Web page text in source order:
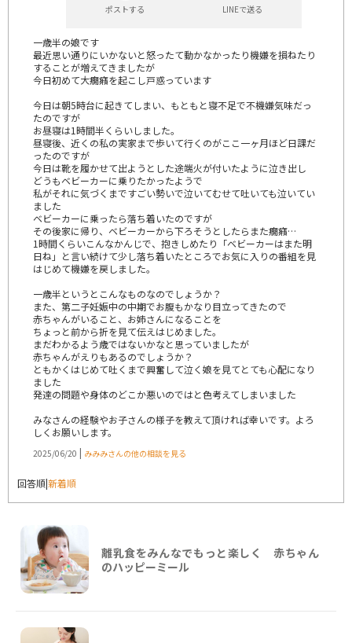
ポストする LINEで送る
一歳半の娘です
最近思い通りにいかないと怒ったて動かなかったり機嫌を損ねたり
することが増えてきましたが
今日初めて大癇癪を起こし戸惑っています
今日は朝5時台に起きてしまい、もともと寝不足で不機嫌気味だっ
たのですが
お昼寝は1時間半くらいしました。
昼寝後、近くの私の実家まで歩いて行くのがここ一ヶ月ほど日課だ
ったのですが
今日は靴を履かせて出ようとした途端火が付いたように泣き出し
どうもベビーカーに乗りたかったようで
私がそれに気づくまですごい勢いで泣いてむせて吐いても泣いてい
ました
ベビーカーに乗ったら落ち着いたのですが
その後家に帰り、ベビーカーから下ろそうとしたらまた癇癪…
1時間くらいこんなかんじで、抱きしめたり「ベビーカーはまた明
日ね」と言い続けて少し落ち着いたところでお気に入りの番組を見
はじめて機嫌を戻しました。
一歳半というとこんなものなのでしょうか？
また、第二子妊娠中の中期でお腹もかなり目立ってきたので
赤ちゃんがいること、お姉さんになることを
ちょっと前から折を見て伝えはじめました。
まだわかるよう歳ではないかなと思っていましたが
赤ちゃんがえりもあるのでしょうか？
ともかくはじめて吐くまで興奮して泣く娘を見てとても心配になり
ました
発達の問題や身体のどこか悪いのではと色考えてしまいました
みなさんの経験やお子さんの様子を教えて頂ければ幸いです。よろ
しくお願いします。
2025/06/20 | みみみさんの他の相談を見る
回答順|新着順
離乳食をみんなでもっと楽しく 赤ちゃん
のハッピーミール